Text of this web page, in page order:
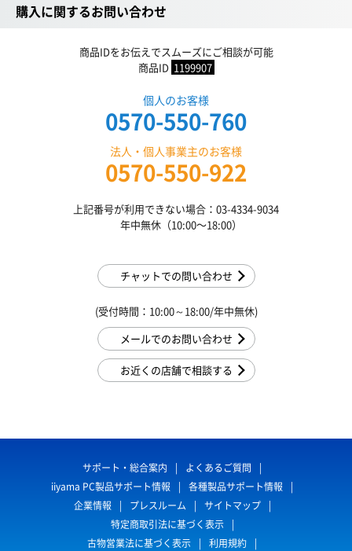
購入に関するお問い合わせ
商品IDをお伝えでスムーズにご相談が可能
商品ID 1199907
個人のお客様
0570-550-760
法人・個人事業主のお客様
0570-550-922
上記番号が利用できない場合：03-4334-9034
年中無休（10:00〜18:00）
チャットでの問い合わせ
(受付時間：10:00～18:00/年中無休)
メールでのお問い合わせ
お近くの店舗で相談する
サポート・総合案内
よくあるご質問
iiyama PC製品サポート情報
各種製品サポート情報
企業情報
プレスルーム
サイトマップ
特定商取引法に基づく表示
古物営業法に基づく表示
利用規約